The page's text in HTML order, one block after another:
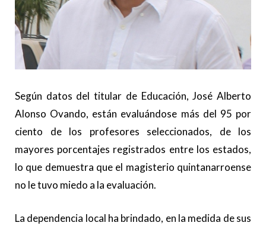
Según datos del titular de Educación, José Alberto
Alonso Ovando, están evaluándose más del 95 por
ciento de los profesores seleccionados, de los
mayores porcentajes registrados entre los estados,
lo que demuestra que el magisterio quintanarroense
no le tuvo miedo a la evaluación.
La dependencia local ha brindado, en la medida de sus